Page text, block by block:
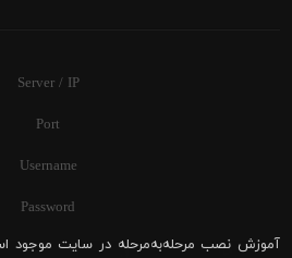
Server / IP
Port
Username
Password
آموزش نصب مرحله‌به‌مرحله در سایت موجود